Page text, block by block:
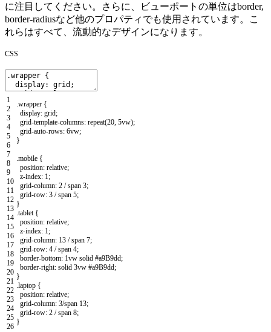
に注目してください。さらに、ビューポートの単位はborder,
border-radiusなど他のプロパティでも使用されています。こ
れらはすべて、流動的なデザインになります。
CSS
1
2
3
4
5
6
7
8
9
10
11
12
13
14
15
16
17
18
19
20
21
22
23
24
25
26
wrapper {
display: grid;
grid-template-columns: repeat(20 5vw);
grid-auto-rows: 6vw;
}
mobile {
position: relative;
z-index: 1 ;
grid-column: 2 / span 3;
grid-row: 3 / span 5;
}
tablet {
position: relative;
z-index: 1 ;
grid-column: 13 / span 7;
grid-row: 4 / span 4;
border-bottom: 1vw solid #a9B9dd;
border-right: solid 3vw #a9B9dd;
}
laptop {
position: relative;
grid-column: 3/span 13;
grid-row: 2 / span 8;
}